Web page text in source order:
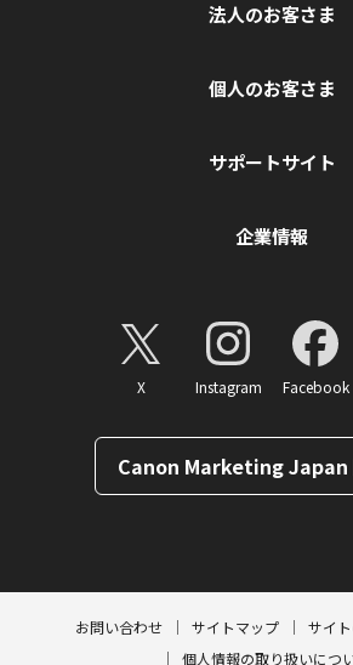
法人のお客さま
個人のお客さま
サポートサイト
企業情報
X Instagram Facebook
Canon Marketing Japan
お問い合わせ サイトマップ
サイ
個人情報の取り扱いにつ